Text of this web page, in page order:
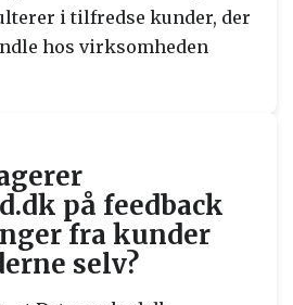
i tilfredse kunder, der
hos virksomheden
på feedback
fra kunder
selv?